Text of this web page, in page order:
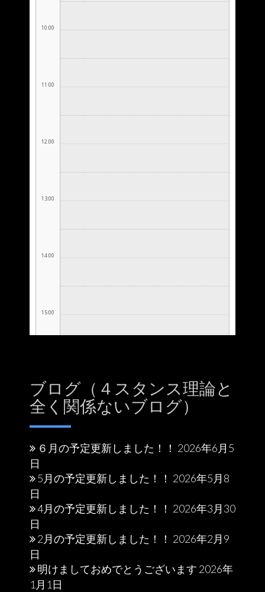
ブログ（４スタンス理論と
全く関係ないブログ）
６月の予定更新しました！！ 2026年6月5
日
5月の予定更新しました！！ 2026年5月8
日
4月の予定更新しました！！ 2026年3月30
日
2月の予定更新しました！！ 2026年2月9
日
明けましておめでとうございます 2026年
1月1日